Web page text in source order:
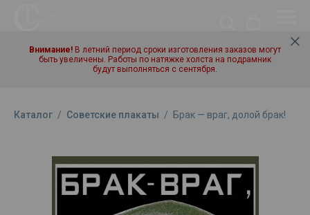
Внимание! В летний период сроки изготовления заказов могут
быть увеличены. Работы по натяжке холста на подрамник
будут выполняться с сентября.
Каталог / Советские плакаты / Брак — враг, долой брак!